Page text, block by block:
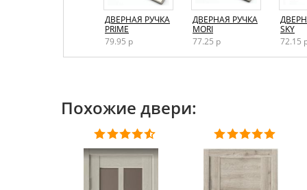
Конструкция
Способ открывания
Тип конструкции
Стиль двери
Упаковка
Данную модель вы сможете приобрести в
ДВЕРНАЯ РУЧКА
PRIME
79.95 р
ДВЕРНАЯ РУЧКА
MORI
77.25 р
SKY
72.15
Похожие двери: